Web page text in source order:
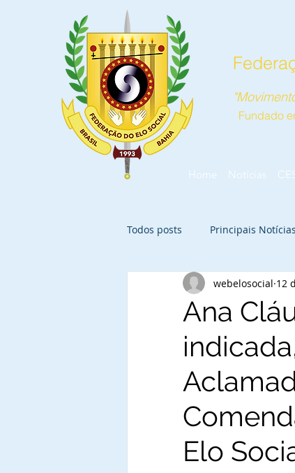
Fundado
Home Notícias
Todos posts Principais Notícias
Ana
Elo
webelosocial 12